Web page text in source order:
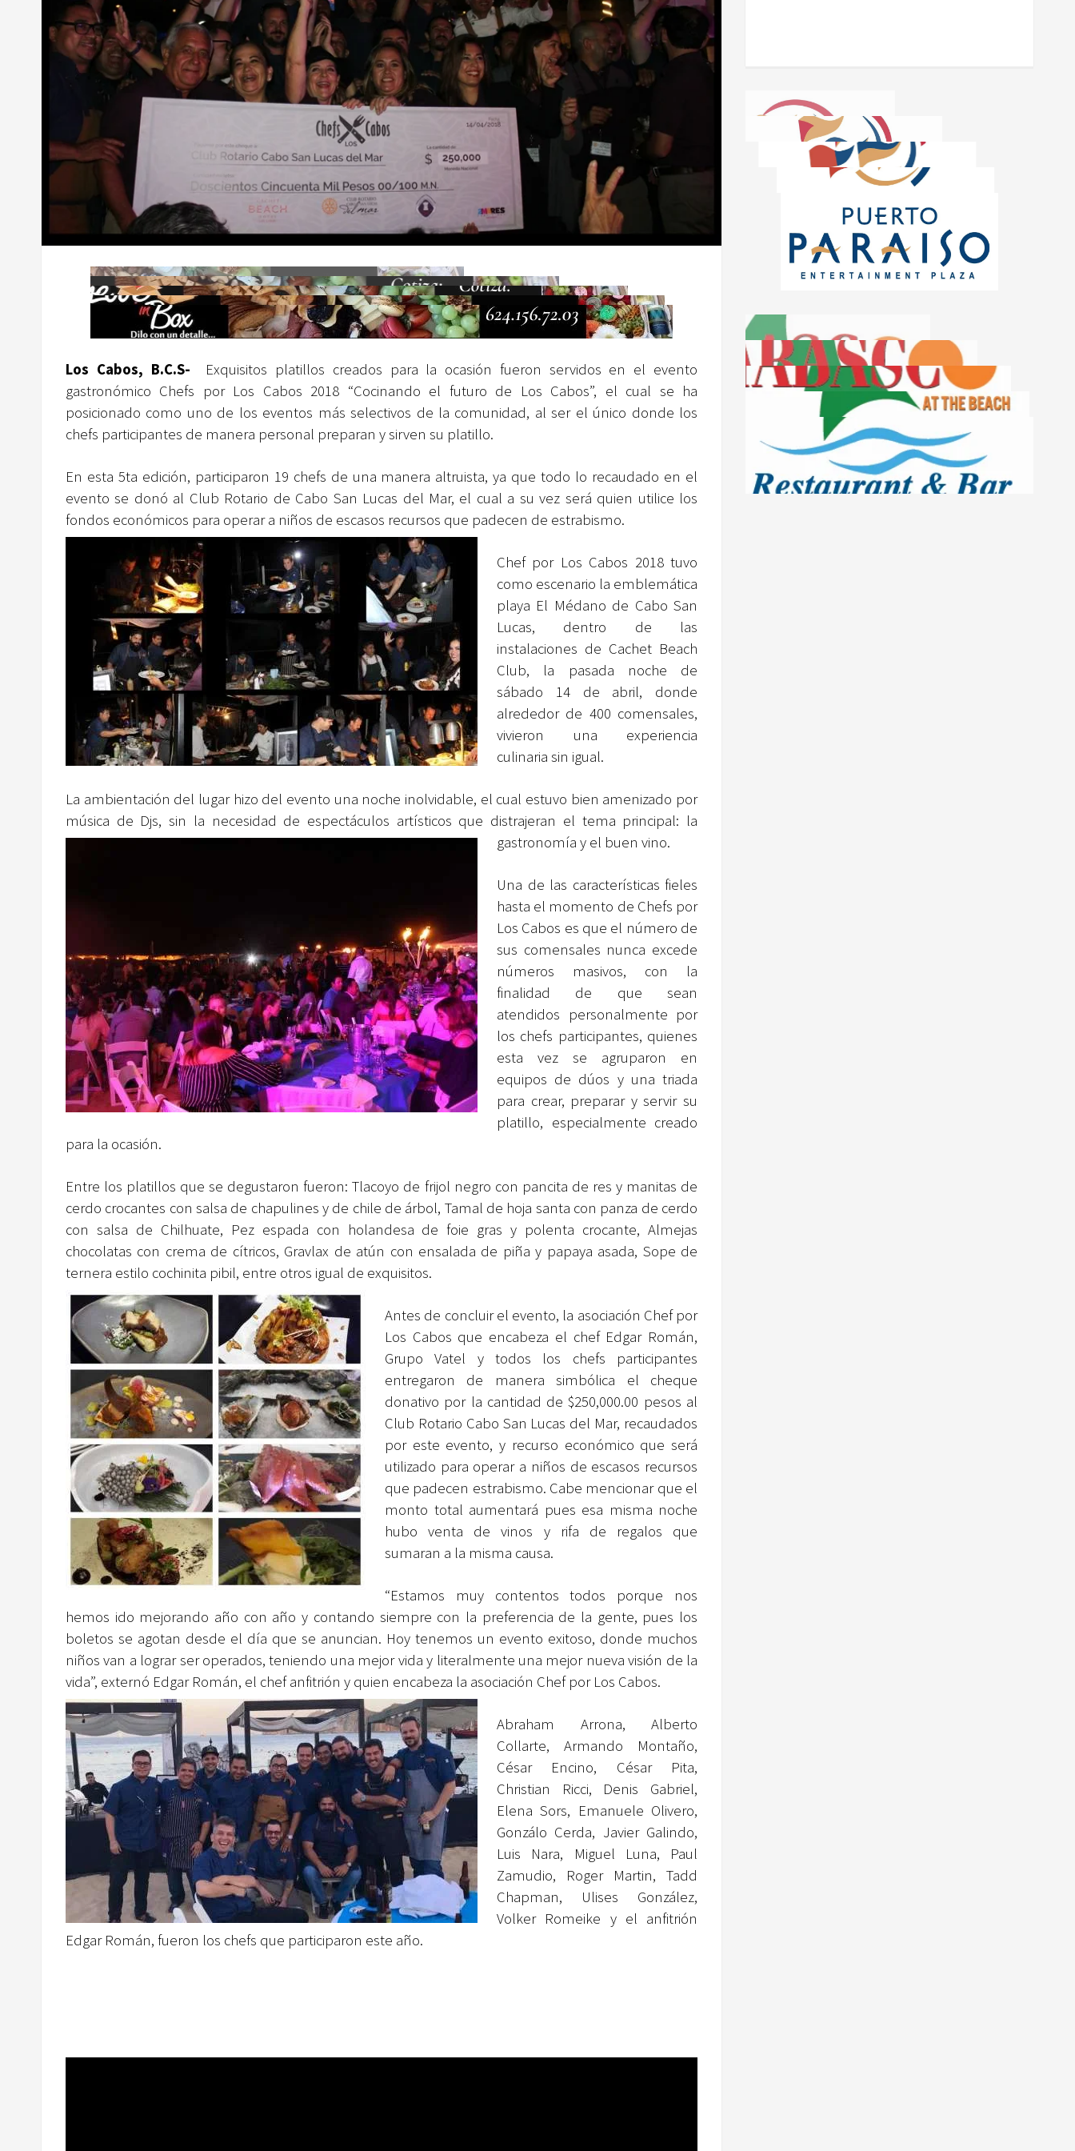
Los Cabos, B.C.S- Exquisitos platillos creados para la ocasión fueron servidos en el evento
gastronómico Chefs por Los Cabos 2018 “Cocinando el futuro de Los Cabos”, el cual se ha
posicionado como uno de los eventos más selectivos de la comunidad, al ser el único donde los
chefs participantes de manera personal preparan y sirven su platillo.
En esta 5ta edición, participaron 19 chefs de una manera altruista, ya que todo lo recaudado en el
evento se donó al Club Rotario de Cabo San Lucas del Mar, el cual a su vez será quien utilice los
fondos económicos para operar a niños de escasos recursos que padecen de estrabismo.
Chef por Los Cabos 2018 tuvo
como escenario la emblemática
playa El Médano de Cabo San
Lucas, dentro de las
instalaciones de Cachet Beach
Club, la pasada noche de
sábado 14 de abril, donde
alrededor de 400 comensales,
vivieron una experiencia
culinaria sin igual.
La ambientación del lugar hizo del evento una noche inolvidable, el cual estuvo bien amenizado por
música de Djs, sin la necesidad de espectáculos artísticos que distrajeran el tema principal: la
gastronomía y el buen vino.
Una de las características fieles
hasta el momento de Chefs por
Los Cabos es que el número de
sus comensales nunca excede
números masivos, con la
finalidad de que sean
atendidos personalmente por
los chefs participantes, quienes
esta vez se agruparon en
equipos de dúos y una triada
para crear, preparar y servir su
platillo, especialmente creado
para la ocasión.
Entre los platillos que se degustaron fueron: Tlacoyo de frijol negro con pancita de res y manitas de
cerdo crocantes con salsa de chapulines y de chile de árbol, Tamal de hoja santa con panza de cerdo
con salsa de Chilhuate, Pez espada con holandesa de foie gras y polenta crocante, Almejas
chocolatas con crema de cítricos, Gravlax de atún con ensalada de piña y papaya asada, Sope de
ternera estilo cochinita pibil, entre otros igual de exquisitos.
Antes de concluir el evento, la asociación Chef por
Los Cabos que encabeza el chef Edgar Román,
Grupo Vatel y todos los chefs participantes
entregaron de manera simbólica el cheque
donativo por la cantidad de $250,000.00 pesos al
Club Rotario Cabo San Lucas del Mar, recaudados
por este evento, y recurso económico que será
utilizado para operar a niños de escasos recursos
que padecen estrabismo. Cabe mencionar que el
monto total aumentará pues esa misma noche
hubo venta de vinos y rifa de regalos que
sumaran a la misma causa.
“Estamos muy contentos todos porque nos
hemos ido mejorando año con año y contando siempre con la preferencia de la gente, pues los
boletos se agotan desde el día que se anuncian. Hoy tenemos un evento exitoso, donde muchos
niños van a lograr ser operados, teniendo una mejor vida y literalmente una mejor nueva visión de la
vida”, externó Edgar Román, el chef anfitrión y quien encabeza la asociación Chef por Los Cabos.
Abraham Arrona, Alberto
Collarte, Armando Montaño,
César Encino, César Pita,
Christian Ricci, Denis Gabriel,
Elena Sors, Emanuele Olivero,
Gonzálo Cerda, Javier Galindo,
Luis Nara, Miguel Luna, Paul
Zamudio, Roger Martin, Tadd
Chapman, Ulises González,
Volker Romeike y el anfitrión
Edgar Román, fueron los chefs que participaron este año.